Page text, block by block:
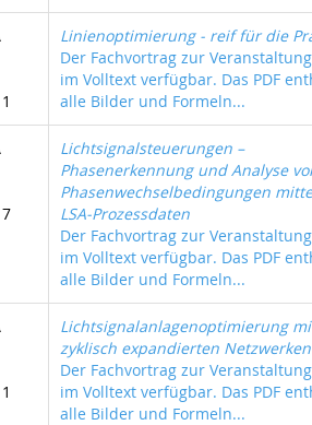
Linienoptimierung - reif für die
Der Fachvortrag zur
im Volltext verfügbar. Das PDF
alle Bilder und Formeln...
Lichtsignalsteuerungen –
Phasenerkennung und Analyse
Phasenwechselbedingungen
LSA-Prozessdaten
Der Fachvortrag zur
im Volltext verfügbar. Das PDF
alle Bilder und Formeln...
Lichtsignalanlagenoptimierung
zyklisch expandierten Netzwerken
Der Fachvortrag zur
im Volltext verfügbar. Das PDF
alle Bilder und Formeln...